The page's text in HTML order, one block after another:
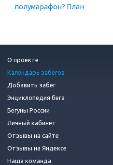
полумарафон? План
О проекте
Календарь забегов
Добавить забег
Энциклопедия бега
Бегуны России
Личный кабинет
Отзывы на сайте
Отзывы на Яндексе
Наша команда